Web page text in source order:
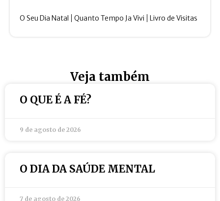
O Seu Dia Natal Quanto Tempo Ja Vivi Livro de Visitas
Veja também
O QUE É A FÉ?
9 de agosto de 2026
O DIA DA SAÚDE MENTAL
7 de agosto de 2026